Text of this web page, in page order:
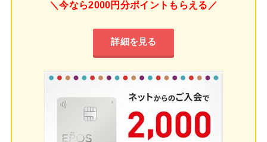
＼今なら2000円分ポイントもらえる／
詳細を見る